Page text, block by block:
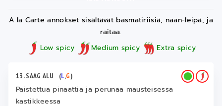
A la Carte annokset sisältävät basmatiriisiä, naan-leipä, ja
raitaa.
Low spicy
Medium spicy Extra spicy
13. SAAG ALU (L,G)
Paistettua pinaattia ja perunaa mausteisessa
kastikkeessa